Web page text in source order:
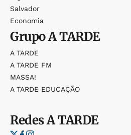
Salvador
Economia
GrupoA TARDE
A TARDE
A TARDE FM
MASSA!
A TARDE EDUCAÇÃO
RedesA TARDE